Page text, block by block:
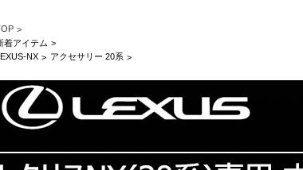
着アイテム
NX
アクセサリー 20系